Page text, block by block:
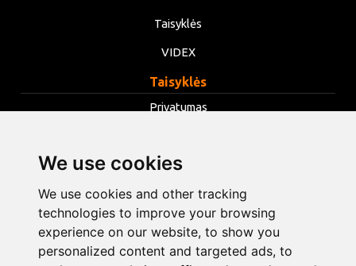
We use cookies
We use cookies and other tracking
technologies to improve your browsing
experience on our website, to show you
personalized content and targeted ads, to
Taisyklės
VIDEX
Taisyklės
Privatumas
Slapukai
Keisti slapukų nustatymus
info@opentools.lv +371 26272360